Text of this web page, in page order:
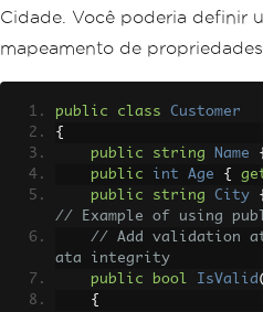
Cidade. Você poderia definir
mapeamento de
public class
Customer
{
public
string Name {
public
int Age {
public
string City {
// Example of using
// Add validation
ata integrity
public
bool IsValid
{